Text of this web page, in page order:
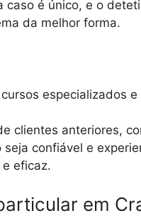
caso é único, e o
da melhor forma.
especializados
clientes anteriores,
confiável e
eficaz.
em